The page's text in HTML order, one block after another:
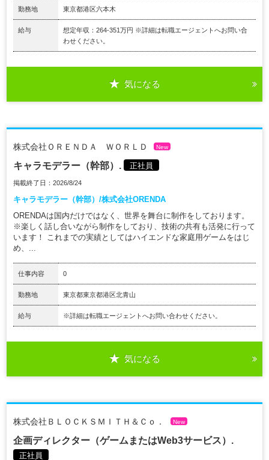
勤務地 東京都港区六本木
給与
想定年収：264-351万円 ※詳細は転職エージェントへお問い合
わせください。
気になる
株式会社ＯＲＥＮＤＡ ＷＯＲＬＤ New
キャラモデラー（幹部）. 正社員
掲載終了日：2026/8/24
キャラモデラー（幹部）/株式会社ORENDA
ORENDAは国内だけではなく、世界を舞台に制作をしております。
※楽しく話し合いながら制作をしており、技術の共有も活発に行って
います！ これまでの実績としてはハイエンドな家庭用ゲームをはじ
め、...
仕事内容 0
勤務地 東京都東京都港区北青山
給与 ※詳細は転職エージェントへお問い合わせください。
気になる
株式会社ＢＬＯＣＫＳＭＩＴＨ＆Ｃｏ． New
企画ディレクター（ゲームまたはWeb3サービス）.
正社員